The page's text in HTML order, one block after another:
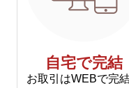
自宅で完結
お取引はWEBで完結